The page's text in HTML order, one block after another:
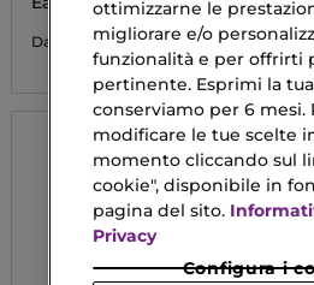
Da 107,90 €
ottimizzarne le
migliorare e/o
funzionalità e per offrirti
pertinente. Esprimi la
conserviamo per 6 mesi.
modificare le tue scelte
momento cliccando sul
cookie", disponibile in
pagina del sito.
Privacy
Configura i